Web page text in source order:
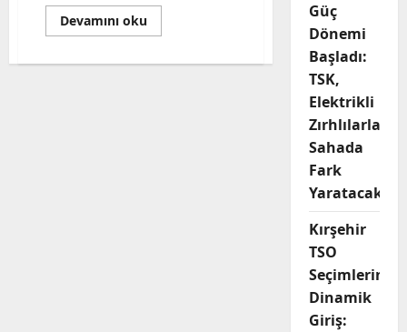
Devamını okuRead
more
Ahi
Güç
Dönemi
Başladı:
TSK,
Elektrikli
Zırhlılarla
Sahada
Fark
Yaratacak
Kırşehir
TSO
Seçimlerine
Dinamik
Giriş: